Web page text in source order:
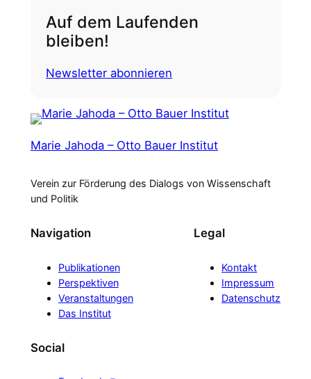
Auf dem Laufenden
bleiben!
Newsletter abonnieren
Marie Jahoda – Otto Bauer Institut
Verein zur Förderung des Dialogs von Wissenschaft
und Politik
Navigation
Publikationen
Perspektiven
Veranstaltungen
Das Institut
Legal
Kontakt
Impressum
Datenschutz
Social